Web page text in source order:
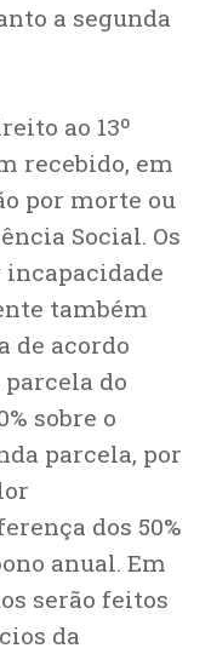
a segunda
ao 13º
recebido, em
por morte ou
Social. Os
também
de acordo
do
sobre o
parcela, por
dos 50%
anual. Em
serão feitos
da